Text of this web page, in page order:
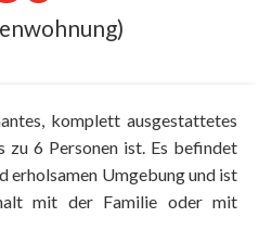
komplett ausgestattetes
zu 6 Personen ist. Es befindet
erholsamen Umgebung und ist
mit der Familie oder mit